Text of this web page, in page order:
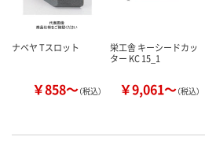
ナベヤ Tスロット
￥858～（税込）
栄工舎 キーシードカッ
ター KC 15_1
￥9,061～（税込）